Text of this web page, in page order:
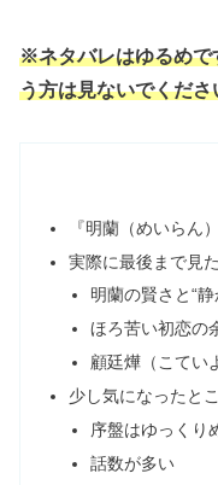
※ネタバレはゆるめで
う方は見ないでくださ
『明蘭（めいらん
実際に最後まで見
明蘭の賢さと“
ほろ苦い初恋の
顧廷燁（こてい
少し気になったと
序盤はゆっくり
話数が多い